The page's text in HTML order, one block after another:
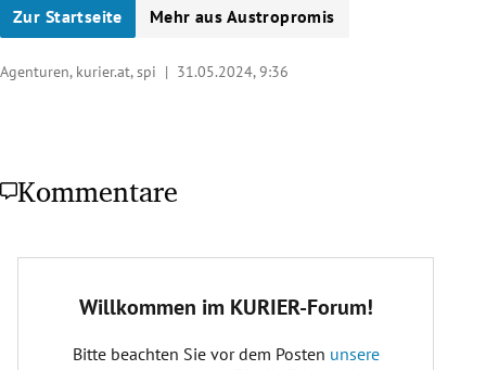
Zur Startseite Mehr aus Austropromis
Agenturen, kurier.at, spi | 31.05.2024, 9:36
Kommentare